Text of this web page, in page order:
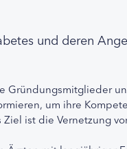
und deren
Gründungsmitglieder
um ihre
ist die Vernetzung